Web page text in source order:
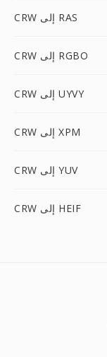
CRW إلى RAS
CRW إلى RGBO
CRW إلى UYVY
CRW إلى XPM
CRW إلى YUV
CRW إلى HEIF